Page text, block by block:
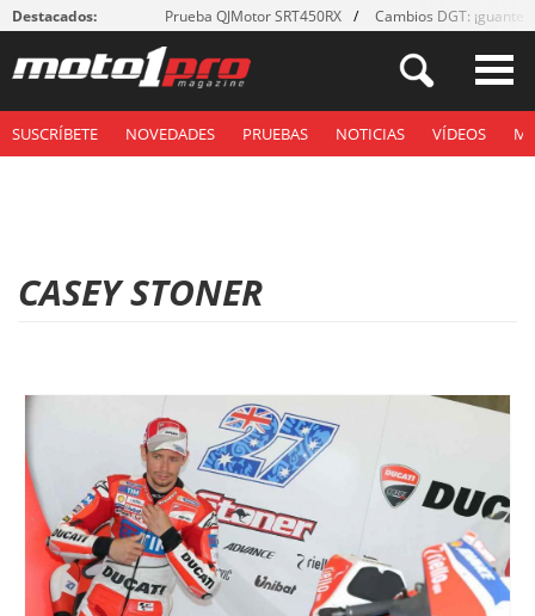
Destacados: Prueba QJMotor SRT450RX Cambios DGT: ¡guantes!
SUSCRÍBETE NOVEDADES PRUEBAS NOTICIAS VÍDEOS
CASEY STONER